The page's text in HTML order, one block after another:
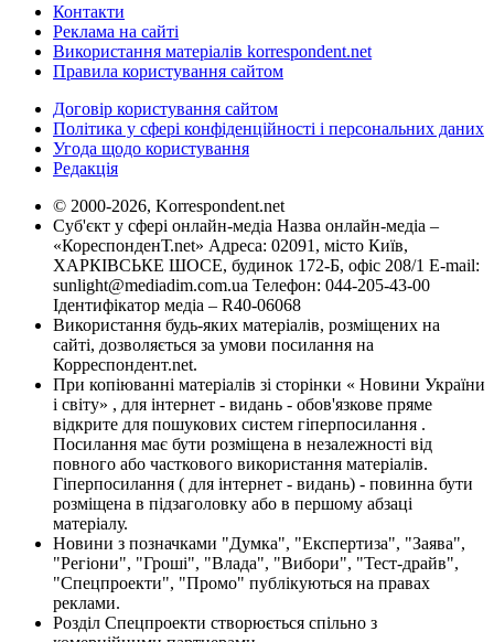
Контакти
Реклама на сайті
Використання матеріалів korrespondent.net
Правила користування сайтом
Договір користування сайтом
Політика у сфері конфіденційності і персональних даних
Угода щодо користування
Редакція
© 2000-2026, Korrespondent.net
Суб'єкт у сфері онлайн-медіа Назва онлайн-медіа –
«КореспонденТ.net» Адреса: 02091, місто Київ,
ХАРКІВСЬКЕ ШОСЕ, будинок 172-Б, офіс 208/1 E-mail:
sunlight@mediadim.com.ua Телефон: 044-205-43-00
Ідентифікатор медіа – R40-06068
Використання будь-яких матеріалів, розміщених на
сайті, дозволяється за умови посилання на
Корреспондент.net.
При копіюванні матеріалів зі сторінки « Новини України
і світу» , для інтернет - видань - обов'язкове пряме
відкрите для пошукових систем гіперпосилання .
Посилання має бути розміщена в незалежності від
повного або часткового використання матеріалів.
Гіперпосилання ( для інтернет - видань) - повинна бути
розміщена в підзаголовку або в першому абзаці
матеріалу.
Новини з позначками "Думка", "Експертиза", "Заява",
"Регіони", "Гроші", "Влада", "Вибори", "Тест-драйв",
"Спецпроекти", "Промо" публікуються на правах
реклами.
Розділ Спецпроекти створюється спільно з